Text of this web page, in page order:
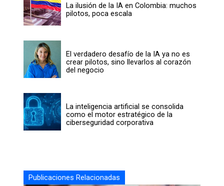
La ilusión de la IA en Colombia: muchos
pilotos, poca escala
El verdadero desafío de la IA ya no es
crear pilotos, sino llevarlos al corazón
del negocio
La inteligencia artificial se consolida
como el motor estratégico de la
ciberseguridad corporativa
Publicaciones Relacionadas